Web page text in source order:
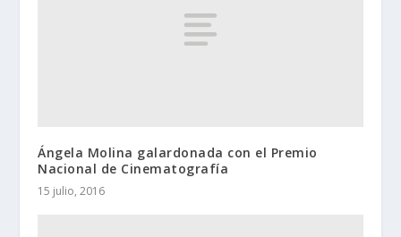
Ángela Molina galardonada con el Premio
Nacional de Cinematografía
15 julio, 2016